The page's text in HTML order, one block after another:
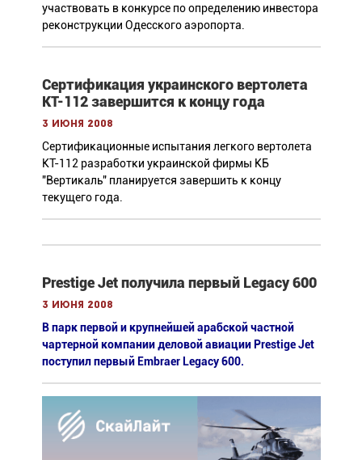
участвовать в конкурсе по определению инвестора
реконструкции Одесского аэропорта.
Сертификация украинского вертолета
КТ-112 завершится к концу года
3 июня 2008
Сертификационные испытания легкого вертолета
КТ-112 разработки украинской фирмы КБ
"Вертикаль" планируется завершить к концу
текущего года.
Prestige Jet получила первый Legacy 600
3 июня 2008
В парк первой и крупнейшей арабской частной
чартерной компании деловой авиации Prestige Jet
поступил первый Embraer Legacy 600.